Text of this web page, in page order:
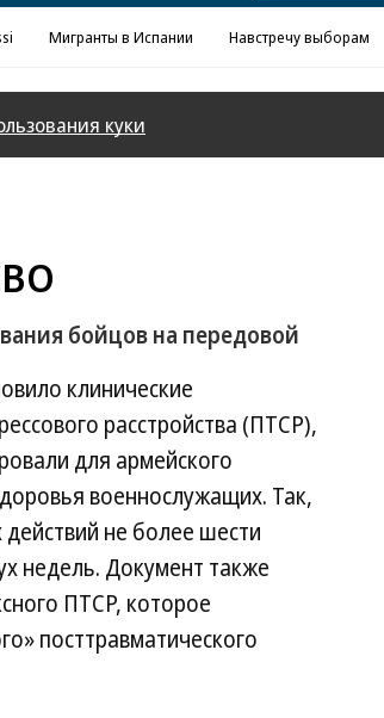
Мигранты в Испании Навстречу выборам
куки
бойцов на передовой
клинические
расстройства (ПТСР),
для армейского
военнослужащих. Так,
не более шести
недель. Документ также
ПТСР, которое
посттравматического